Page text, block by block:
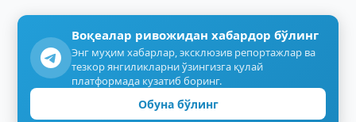
Воқеалар ривожидан хабардор бўлинг
Энг муҳим хабарлар, эксклюзив репортажлар ва
тезкор янгиликларни ўзингизга қулай
платформада кузатиб боринг.
Обуна бўлинг